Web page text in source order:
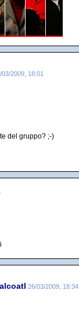
03/2009, 18:01
del gruppo? ;-)
26/03/2009, 18:34